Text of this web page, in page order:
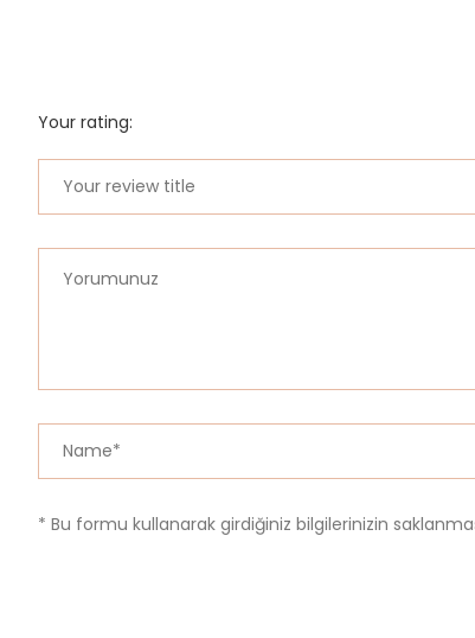
Your rating:
* Bu formu kullanarak girdiğiniz bilgilerinizin